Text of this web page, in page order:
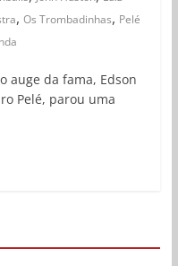
, Os Trombadinhas, Pelé
auge da fama, Edson
Pelé, parou uma